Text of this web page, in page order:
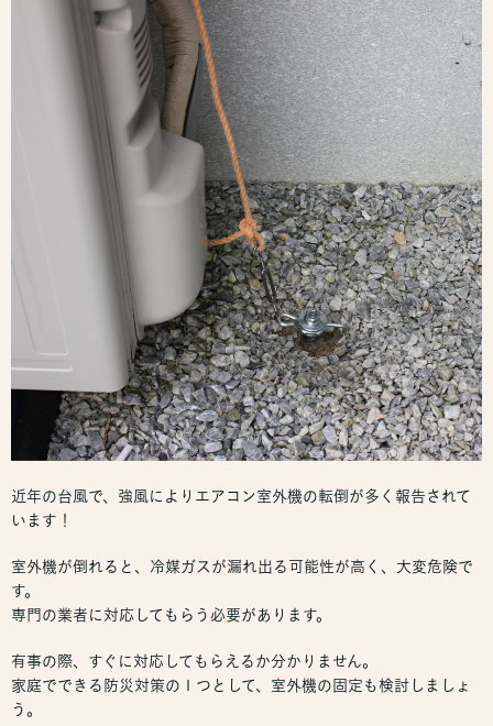
近年の台風で、強風によりエアコン室外機の転倒が多く報告されて
います！
室外機が倒れると、冷媒ガスが漏れ出る可能性が高く、大変危険で
す。
専門の業者に対応してもらう必要があります。
有事の際、すぐに対応してもらえるか分かりません。
家庭でできる防災対策の１つとして、室外機の固定も検討しましょ
う。